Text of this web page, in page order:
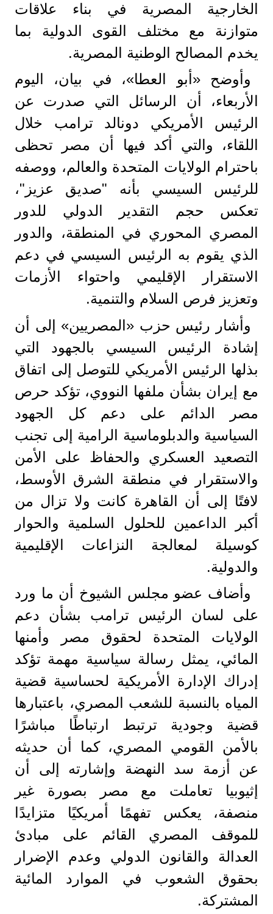
الخارجية المصرية في بناء علاقات
متوازنة مع مختلف القوى الدولية بما
يخدم المصالح الوطنية المصرية.
وأوضح «أبو العطا»، في بيان، اليوم
الأربعاء، أن الرسائل التي صدرت عن
الرئيس الأمريكي دونالد ترامب خلال
اللقاء، والتي أكد فيها أن مصر تحظى
باحترام الولايات المتحدة والعالم، ووصفه
للرئيس السيسي بأنه "صديق عزيز"،
تعكس حجم التقدير الدولي للدور
المصري المحوري في المنطقة، والدور
الذي يقوم به الرئيس السيسي في دعم
الاستقرار الإقليمي واحتواء الأزمات
وتعزيز فرص السلام والتنمية.
وأشار رئيس حزب «المصريين» إلى أن
إشادة الرئيس السيسي بالجهود التي
بذلها الرئيس الأمريكي للتوصل إلى اتفاق
مع إيران بشأن ملفها النووي، تؤكد حرص
مصر الدائم على دعم كل الجهود
السياسية والدبلوماسية الرامية إلى تجنب
التصعيد العسكري والحفاظ على الأمن
والاستقرار في منطقة الشرق الأوسط،
لافتًا إلى أن القاهرة كانت ولا تزال من
أكبر الداعمين للحلول السلمية والحوار
كوسيلة لمعالجة النزاعات الإقليمية
والدولية.
وأضاف عضو مجلس الشيوخ أن ما ورد
على لسان الرئيس ترامب بشأن دعم
الولايات المتحدة لحقوق مصر وأمنها
المائي، يمثل رسالة سياسية مهمة تؤكد
إدراك الإدارة الأمريكية لحساسية قضية
المياه بالنسبة للشعب المصري، باعتبارها
قضية وجودية ترتبط ارتباطًا مباشرًا
بالأمن القومي المصري، كما أن حديثه
عن أزمة سد النهضة وإشارته إلى أن
إثيوبيا تعاملت مع مصر بصورة غير
منصفة، يعكس تفهمًا أمريكيًا متزايدًا
للموقف المصري القائم على مبادئ
العدالة والقانون الدولي وعدم الإضرار
بحقوق الشعوب في الموارد المائية
المشتركة.